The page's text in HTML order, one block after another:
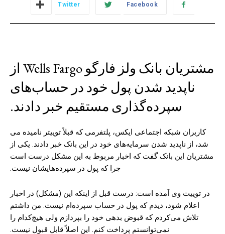
Facebook
Twitter
مشتریان بانک ولز فارگو Wells Fargo از
ناپدید شدن پول خود در حساب‌های
سپرده‌گذاری مستقیم خبر دادند.
کاربران شبکه اجتماعی ایکس، پلتفرمی که قبلاً توییتر نامیده می
شد، از ناپدید شدن سرمایه‌های خود در این بانک خبر دادند. یکی از
مشتریان این بانک گفت که اخبار مربوط به این مشکل درست است
چرا که پول در سپرده‌هایشان نیست.
در توییت وی آمده است: درست قبل از اینکه این (مشکل) در اخبار
اعلام شود، دیدم که پول در حساب سپرده‌ام نیست. من داشتم
تلاش می‌کردم که قبوض بدهی خود را بپردازم ولی هیچ‌کدام را
نمی‌توانستم پرداخت کنم. این اصلاً قابل قبول نیست.